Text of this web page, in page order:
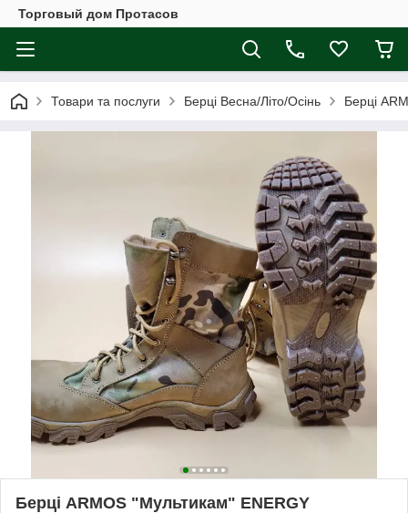
Торговый дом Протасов
Товари та послуги Берці Весна/Літо/Осінь Берці
Берці ARMOS "Мультикам" ENERGY